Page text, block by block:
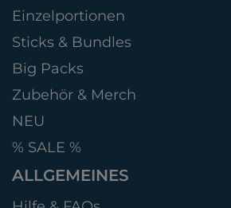
Einzelportionen
Sticks & Bundles
Big Packs
Zubehör & Merch
NEU
% SALE %
ALLGEMEINES